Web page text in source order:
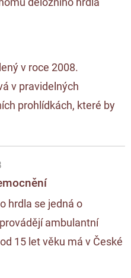
v roce 2008.
v pravidelných
prohlídkách, které by
hrdla se jedná o
ambulantní
15 let věku má v České